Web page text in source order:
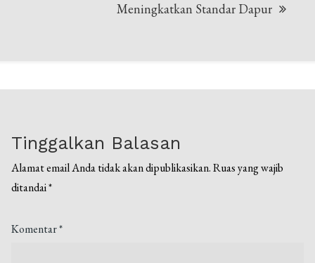
Meningkatkan Standar Dapur
Tinggalkan Balasan
Alamat email Anda tidak akan dipublikasikan. Ruas yang wajib
ditandai*
Komentar*